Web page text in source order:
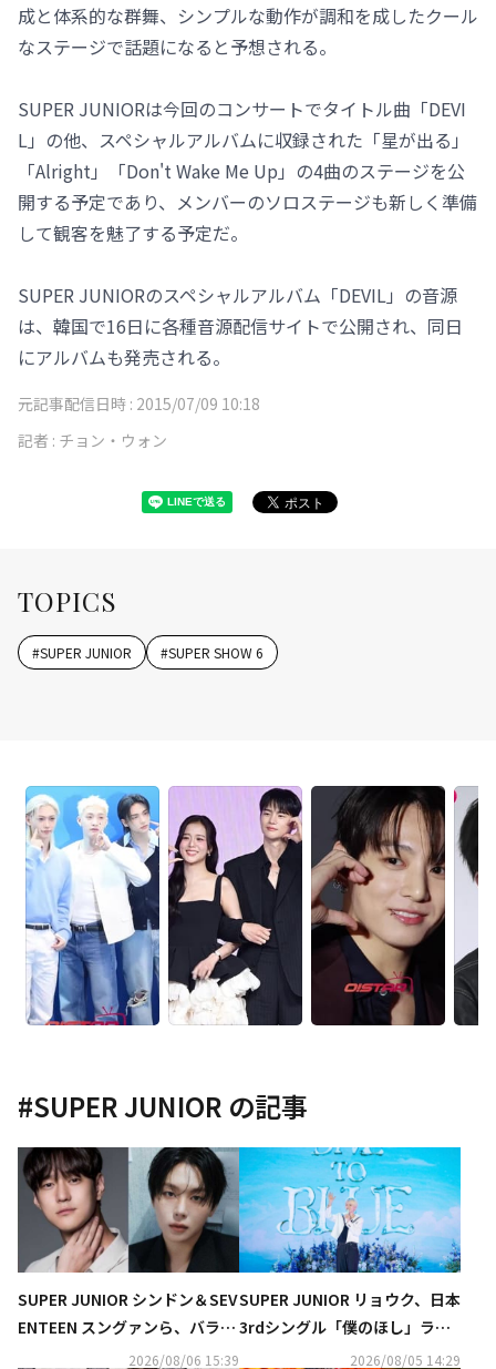
成と体系的な群舞、シンプルな動作が調和を成したクール
なステージで話題になると予想される。
SUPER JUNIORは今回のコンサートでタイトル曲「DEVI
L」の他、スペシャルアルバムに収録された「星が出る」
「Alright」「Don't Wake Me Up」の4曲のステージを公
開する予定であり、メンバーのソロステージも新しく準備
して観客を魅了する予定だ。
SUPER JUNIORのスペシャルアルバム「DEVIL」の音源
は、韓国で16日に各種音源配信サイトで公開され、同日
にアルバムも発売される。
元記事配信日時 : 2015/07/09 10:18
記者 : チョン・ウォン
TOPICS
#SUPER JUNIOR #SUPER SHOW 6
#SUPER JUNIOR の記事
SUPER JUNIOR シンドン＆SEV
ENTEEN スングァンら、バラエ
ティ番組「大脱出」新シーズン
2026/08/06 15:39
SUPER JUNIOR リョウク、日本
3rdシングル「僕のほし」ライ
ブクリップ公開…東京公演にも
2026/08/05 14:29